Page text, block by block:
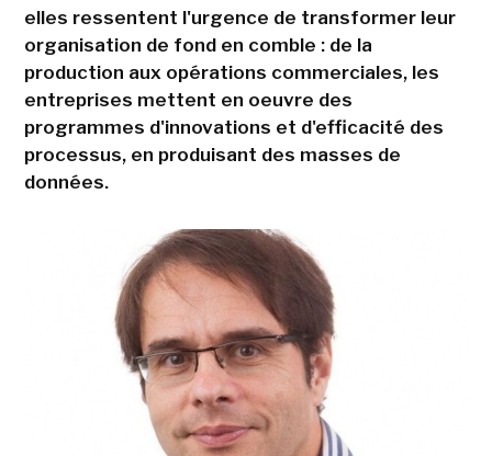
elles ressentent l'urgence de transformer leur
organisation de fond en comble : de la
production aux opérations commerciales, les
entreprises mettent en oeuvre des
programmes d'innovations et d'efficacité des
processus, en produisant des masses de
données.